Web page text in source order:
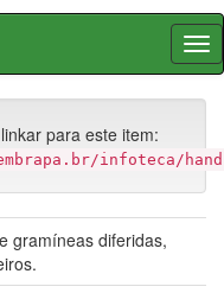
para este item:
infoteca/
gramíneas diferidas,